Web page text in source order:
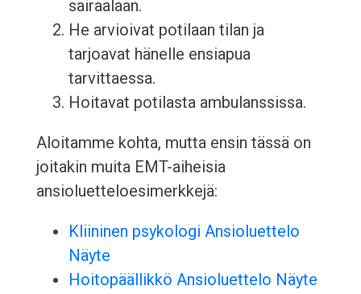
sairaalaan.
He arvioivat potilaan tilan ja
tarjoavat hänelle ensiapua
tarvittaessa.
Hoitavat potilasta ambulanssissa.
Aloitamme kohta, mutta ensin tässä on
joitakin muita EMT-aiheisia
ansioluetteloesimerkkejä:
Kliininen psykologi Ansioluettelo
Näyte
Hoitopäällikkö Ansioluettelo Näyte